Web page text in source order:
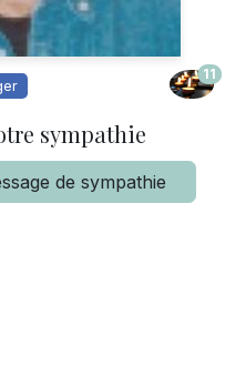
11
sympathie
de sympathie